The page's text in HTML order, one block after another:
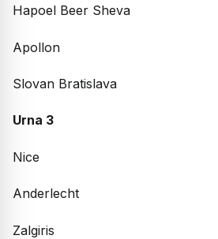
Hapoel Beer Sheva
Apollon
Slovan Bratislava
Urna 3
Nice
Anderlecht
Zalgiris